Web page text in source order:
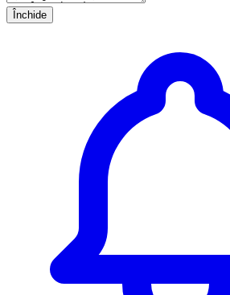
Închide